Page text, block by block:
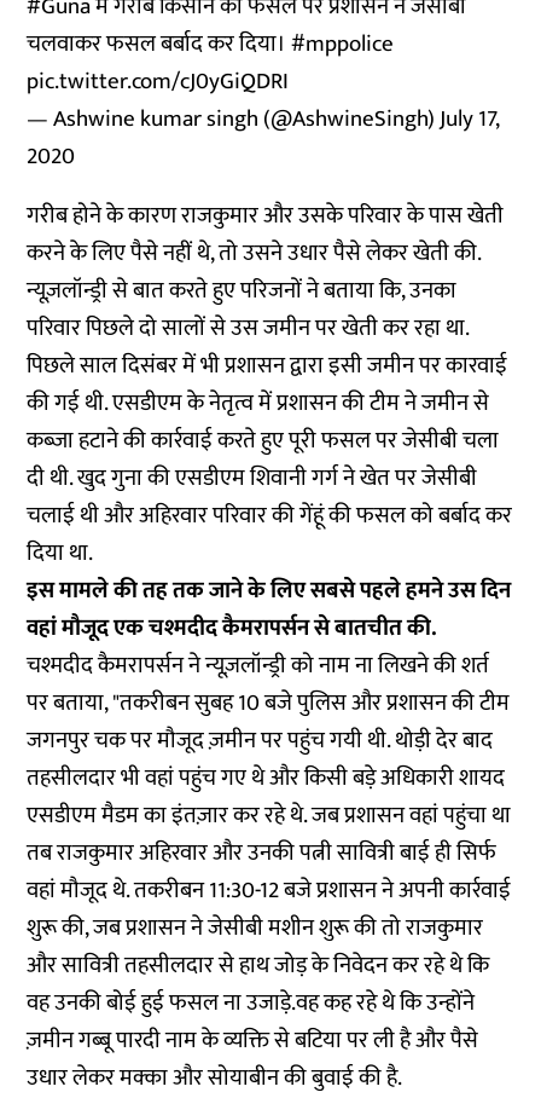
चलवाकर फसल बर्बाद कर दिया।#mppolice
pic.twitter.com/cJ0yGiQDRI
— Ashwine kumar singh (@AshwineSingh)July 17,
2020
गरीब होने के कारण राजकुमार और उसके परिवार के पास खेती
करने के लिए पैसे नहीं थे, तो उसने उधार पैसे लेकर खेती की.
न्यूज़लॉन्ड्री से बात करते हुए परिजनों ने बताया कि, उनका
परिवार पिछले दो सालों से उस जमीन पर खेती कर रहा था.
पिछले साल दिसंबर में भी प्रशासन द्वारा इसी जमीन पर कारवाई
की गई थी. एसडीएम के नेतृत्व में प्रशासन की टीम ने जमीन से
कब्जा हटाने की कार्रवाई करते हुए पूरी फसल पर जेसीबी चला
दी थी. खुद गुना की एसडीएम शिवानी गर्ग ने खेत पर जेसीबी
चलाई थी और अहिरवार परिवार की गेंहूं की फसल को बर्बाद कर
दिया था.
इस मामले की तह तक जाने के लिए सबसे पहले हमने उस दिन
वहां मौजूद एक चश्मदीद कैमरापर्सन से बातचीत की.
चश्मदीद कैमरापर्सन ने न्यूज़लॉन्ड्री को नाम ना लिखने की शर्त
पर बताया, "तकरीबन सुबह 10 बजे पुलिस और प्रशासन की टीम
जगनपुर चक पर मौजूद ज़मीन पर पहुंच गयी थी. थोड़ी देर बाद
तहसीलदार भी वहां पहुंच गए थे और किसी बड़े अधिकारी शायद
एसडीएम मैडम का इंतज़ार कर रहे थे. जब प्रशासन वहां पहुंचा था
तब राजकुमार अहिरवार और उनकी पत्नी सावित्री बाई ही सिर्फ
वहां मौजूद थे. तकरीबन 11:30-12 बजे प्रशासन ने अपनी कार्रवाई
शुरू की, जब प्रशासन ने जेसीबी मशीन शुरू की तो राजकुमार
और सावित्री तहसीलदार से हाथ जोड़ के निवेदन कर रहे थे कि
वह उनकी बोई हुई फसल ना उजाड़े.वह कह रहे थे कि उन्होंने
ज़मीन गब्बू पारदी नाम के व्यक्ति से बटिया पर ली है और पैसे
उधार लेकर मक्का और सोयाबीन की बुवाई की है.